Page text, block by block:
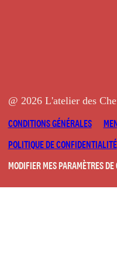
@ 2026 L'atelier des
CONDITIONS GÉNÉRALES
POLITIQUE DE CONFIDENTIALITÉ
MODIFIER MES PARAMÈTRES